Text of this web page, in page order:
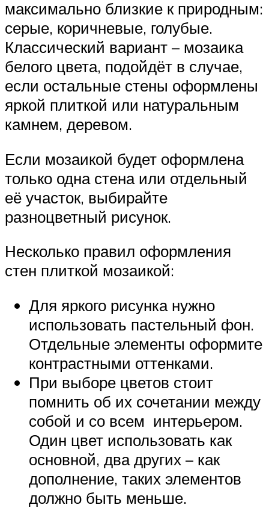
максимально близкие к природным:
серые, коричневые, голубые.
Классический вариант – мозаика
белого цвета, подойдёт в случае,
если остальные стены оформлены
яркой плиткой или натуральным
камнем, деревом.
Если мозаикой будет оформлена
только одна стена или отдельный
её участок, выбирайте
разноцветный рисунок.
Несколько правил оформления
стен плиткой мозаикой:
Для яркого рисунка нужно
использовать пастельный фон.
Отдельные элементы оформите
контрастными оттенками.
При выборе цветов стоит
помнить об их сочетании между
собой и со всем интерьером.
Один цвет использовать как
основной, два других – как
дополнение, таких элементов
должно быть меньше.